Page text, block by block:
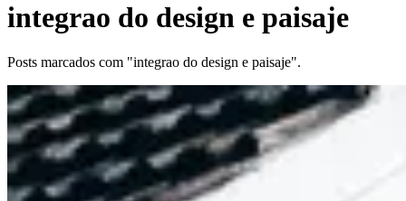
integrao do design e paisaje
Posts marcados com "integrao do design e paisaje".